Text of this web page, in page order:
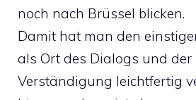
noch nach Brüssel blicken.
Damit hat man den
als Ort des Dialogs und der
Verständigung leichtfertig